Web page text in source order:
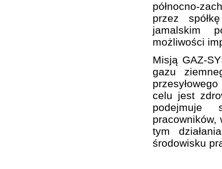
północno-
przez
jamalskim
możliwości
Misją GAZ-
gazu
celu jest
podejmuje
pracowników,
tym
środowisku